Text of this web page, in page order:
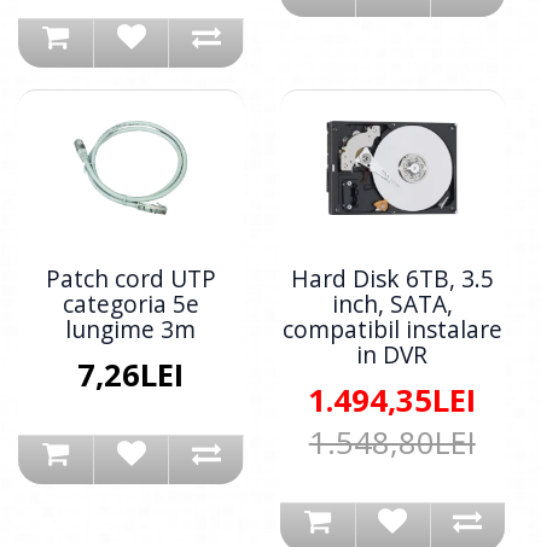
Patch cord UTP
categoria 5e
lungime 3m
7,26LEI
Hard Disk 6TB, 3.5
inch, SATA,
compatibil instalare
in DVR
1.494,35LEI
1.548,80LEI